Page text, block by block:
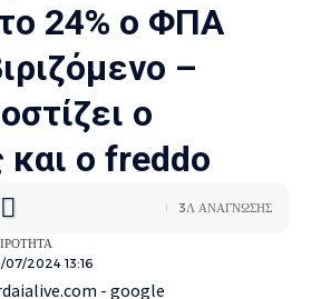
24% ο ΦΠΑ
–
ο
και ο freddo
2024 13:16
3Λ ΑΝΆΓΝΩΣΗΣ